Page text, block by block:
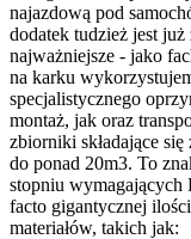
najazdową pod
dodatek tudzież jest
najważniejsze - jako
na karku
specjalistycznego
montaż, jak oraz
zbiorniki składające
do ponad 20m3. To
stopniu
facto gigantycznej
materiałów, takich jak: